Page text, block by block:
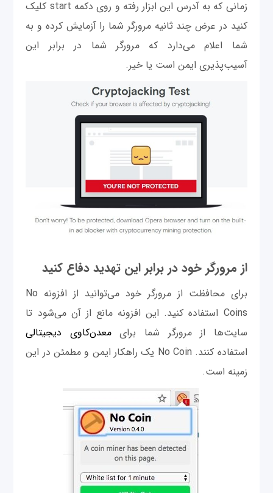
زمانی که به آدرس این ابزار رفته و روی دکمه start کلیک
کنید در عرض چند ثانیه مرورگر شما را آزمایش کرده و به
شما اعلام می‌دارد که مرورگر شما در برابر این
آسیب‌پذیری ایمن است یا خیر.
از مرورگر خود در برابر این تهدید دفاع کنید
برای محافظت از مرورگر خود می‌توانید از افزونه No
Coins استفاده کنید. این افزونه مانع از آن می‌شود تا
سایت‌ها از مرورگر شما برایمعدن‌کاوی دیجیتالی
استفاده کنند. No Coin یک راهکار ایمن و مطمئن در این
زمینه است.